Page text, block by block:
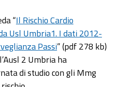
“Il Rischio Cardio
Usl Umbria1. I dati 2012-
Passi” (pdf 278 kb)
2 Umbria ha
di studio con gli Mmg